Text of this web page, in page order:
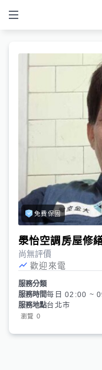
免費保固
澩怡空調房屋修
尚無評價
歡迎來電
服務分類
服務時間每日 02:00 ~
服務地點台北市
瀏覽 0